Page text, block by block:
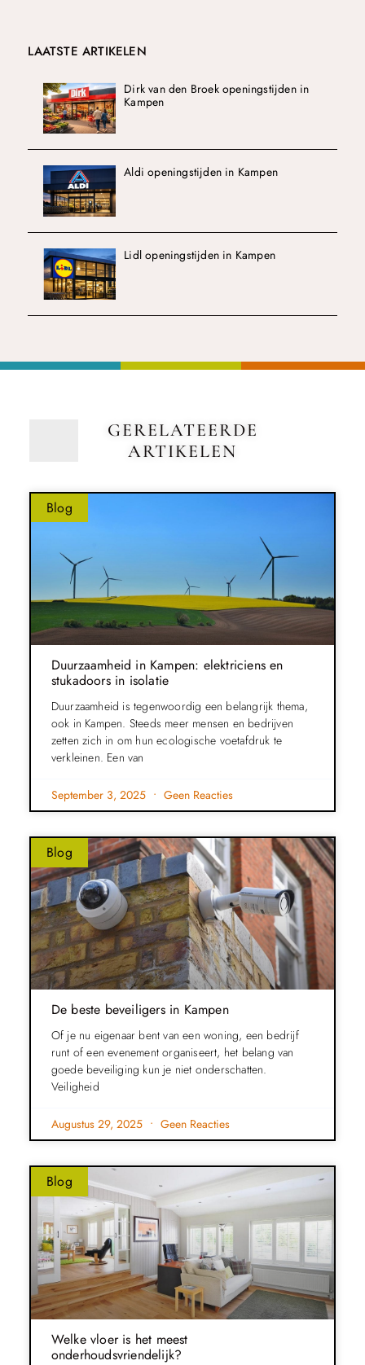
LAATSTE ARTIKELEN
Dirk van den Broek openingstijden in
Kampen
Aldi openingstijden in Kampen
Lidl openingstijden in Kampen
GERELATEERDE
ARTIKELEN
Blog
Duurzaamheid in Kampen: elektriciens en
stukadoors in isolatie
Duurzaamheid is tegenwoordig een belangrijk thema,
ook in Kampen. Steeds meer mensen en bedrijven
zetten zich in om hun ecologische voetafdruk te
verkleinen. Een van
September 3, 2025 Geen Reacties
Blog
De beste beveiligers in Kampen
Of je nu eigenaar bent van een woning, een bedrijf
runt of een evenement organiseert, het belang van
goede beveiliging kun je niet onderschatten.
Veiligheid
Augustus 29, 2025 Geen Reacties
Blog
Welke vloer is het meest
onderhoudsvriendelijk?